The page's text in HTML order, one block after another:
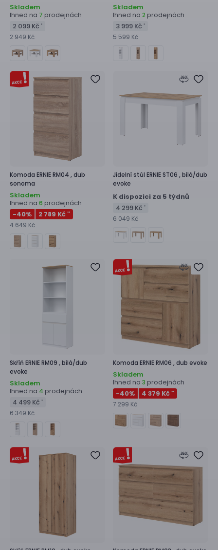
Skladem
Ihned na 7 prodejnách
2 099 Kč *
2 949 Kč
Skladem
Ihned na 2 prodejnách
3 999 Kč *
5 599 Kč
Komoda ERNIE RM04 , dub
sonoma
Skladem
Ihned na 6 prodejnách
-40% 2 789 Kč **
4 649 Kč
Jídelní stůl ERNIE ST06 , bílá/dub
evoke
K dispozici za 5 týdnů
4 299 Kč *
6 049 Kč
Skříň ERNIE RM09 , bílá/dub
evoke
Skladem
Ihned na 4 prodejnách
4 499 Kč *
6 349 Kč
Komoda ERNIE RM06 , dub evoke
Skladem
Ihned na 3 prodejnách
-40% 4 379 Kč **
7 299 Kč